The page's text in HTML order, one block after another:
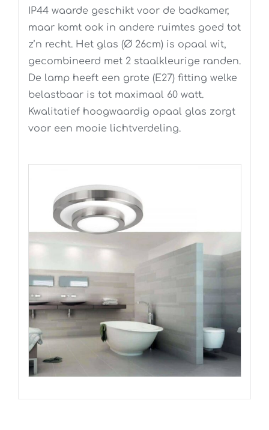
IP44 waarde geschikt voor de badkamer,
maar komt ook in andere ruimtes goed tot
z’n recht. Het glas (Ø 26cm) is opaal wit,
gecombineerd met 2 staalkleurige randen.
De lamp heeft een grote (E27) fitting welke
belastbaar is tot maximaal 60 watt.
Kwalitatief hoogwaardig opaal glas zorgt
voor een mooie lichtverdeling.